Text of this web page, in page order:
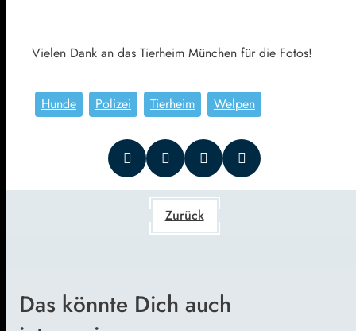
Vielen Dank an das Tierheim München für die Fotos!
Hunde Polizei Tierheim Welpen
Zurück
Das könnte Dich auch